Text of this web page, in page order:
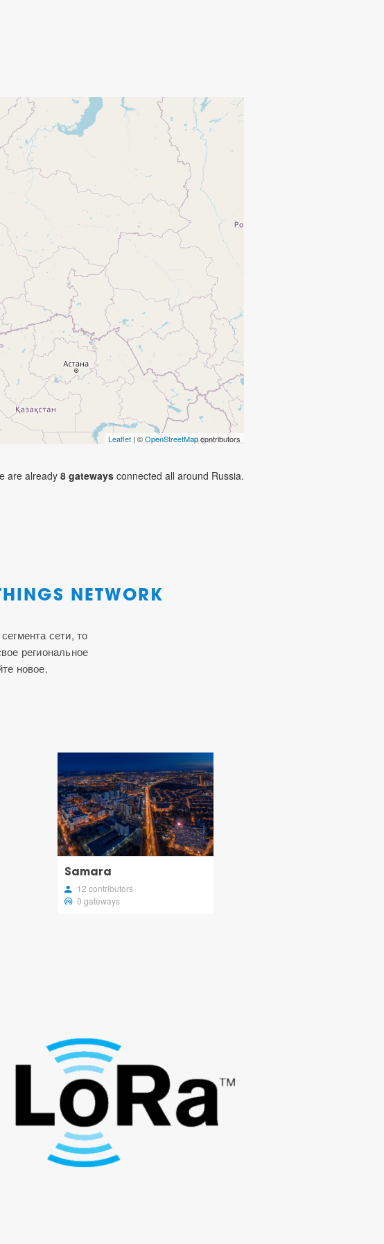
Leaflet | ©OpenStreetMapcontributors
are already8 gateways connected all around Russia.
NETWORK
сети, то
региональное
новое.
Samara
12 contributors
0 gateways